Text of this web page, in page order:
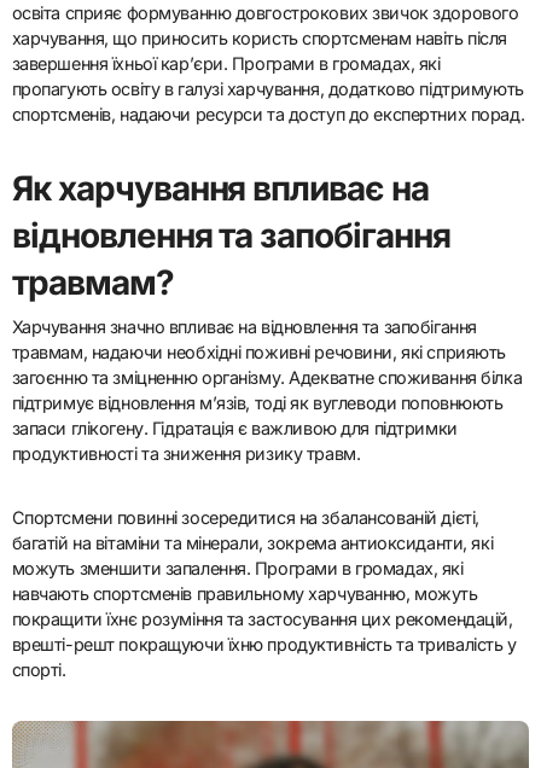
освіта сприяє формуванню довгострокових звичок здорового
харчування, що приносить користь спортсменам навіть після
завершення їхньої кар’єри. Програми в громадах, які
пропагують освіту в галузі харчування, додатково підтримують
спортсменів, надаючи ресурси та доступ до експертних порад.
Як харчування впливає на
відновлення та запобігання
травмам?
Харчування значно впливає на відновлення та запобігання
травмам, надаючи необхідні поживні речовини, які сприяють
загоєнню та зміцненню організму. Адекватне споживання білка
підтримує відновлення м’язів, тоді як вуглеводи поповнюють
запаси глікогену. Гідратація є важливою для підтримки
продуктивності та зниження ризику травм.
Спортсмени повинні зосередитися на збалансованій дієті,
багатій на вітаміни та мінерали, зокрема антиоксиданти, які
можуть зменшити запалення. Програми в громадах, які
навчають спортсменів правильному харчуванню, можуть
покращити їхнє розуміння та застосування цих рекомендацій,
врешті-решт покращуючи їхню продуктивність та тривалість у
спорті.